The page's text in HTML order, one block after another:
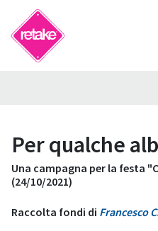
Per qualche
Una campagna per la festa
(24/10/2021)
Raccolta fondi di Francesco